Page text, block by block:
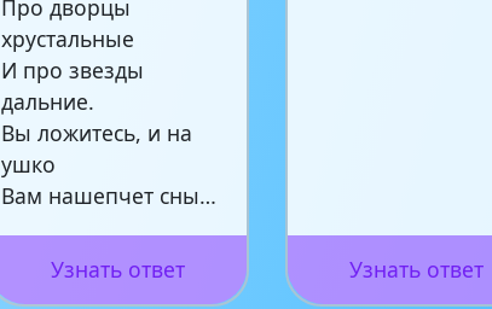
Про дворцы
хрустальные
И про звезды
дальние.
Вы ложитесь, и на
ушко
Вам нашепчет сны…
Узнать ответ Узнать ответ